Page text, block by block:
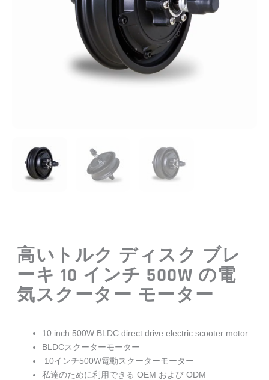
高いトルク ディスク ブレ
ーキ 10 インチ 500W の電
気スクーター モーター
10 inch 500W BLDC direct drive electric scooter motor
BLDCスクーターモーター
10インチ500W電動スクーターモーター
私達のために利用できる OEM および ODM